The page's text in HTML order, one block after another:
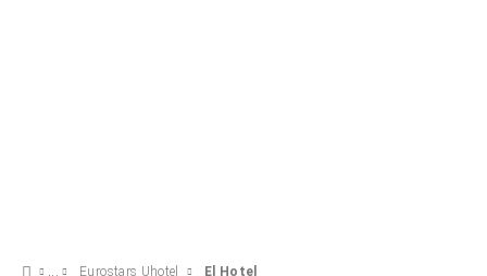
Eurostars Uhotel El Hotel